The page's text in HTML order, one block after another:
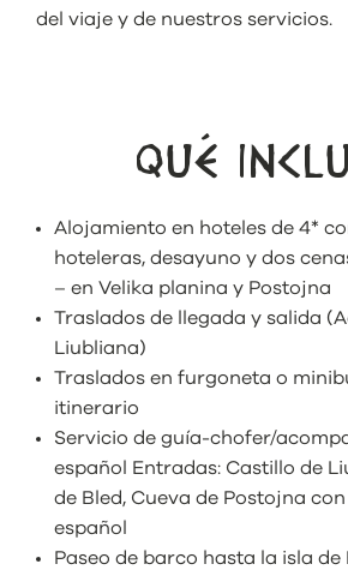
del viaje y de nuestros servicios.
QUÉ
Alojamiento en hoteles de 4*
hoteleras, desayuno y dos
– en Velika planina y Postojna
Traslados de llegada y salida
Liubliana)
Traslados en furgoneta o
itinerario
Servicio de guía-chofer/
español Entradas: Castillo de
de Bled, Cueva de Postojna
español
Paseo de barco hasta la isla de